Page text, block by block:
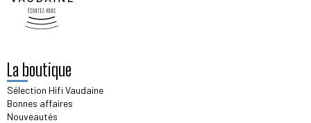
La boutique
Sélection Hifi Vaudaine
Bonnes affaires
Nouveautés